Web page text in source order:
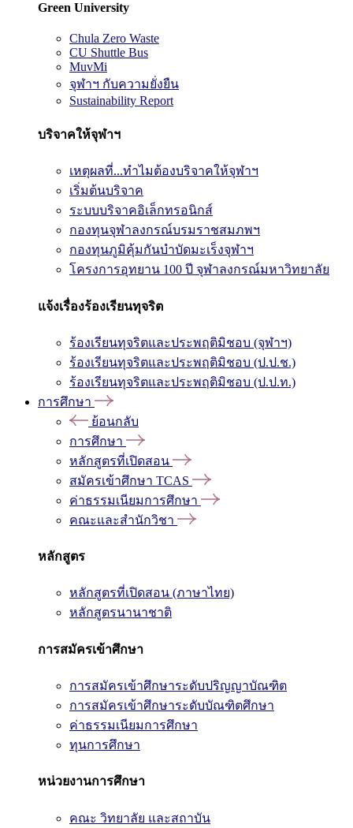
Green University
Chula Zero Waste
CU Shuttle Bus
MuvMi
จุฬาฯ กับความยั่งยืน
Sustainability Report
บริจาคให้จุฬาฯ
เหตุผลที่...ทำไมต้องบริจาคให้จุฬาฯ
เริ่มต้นบริจาค
ระบบบริจาคอิเล็กทรอนิกส์
กองทุนจุฬาลงกรณ์บรมราชสมภพฯ
กองทุนภูมิคุ้มกันบำบัดมะเร็งจุฬาฯ
โครงการอุทยาน 100 ปี จุฬาลงกรณ์มหาวิทยาลัย
แจ้งเรื่องร้องเรียนทุจริต
ร้องเรียนทุจริตและประพฤติมิชอบ (จุฬาฯ)
ร้องเรียนทุจริตและประพฤติมิชอบ (ป.ป.ช.)
ร้องเรียนทุจริตและประพฤติมิชอบ (ป.ป.ท.)
การศึกษา
ย้อนกลับ
การศึกษา
หลักสูตรที่เปิดสอน
สมัครเข้าศึกษา TCAS
ค่าธรรมเนียมการศึกษา
คณะและสำนักวิชา
หลักสูตร
หลักสูตรที่เปิดสอน (ภาษาไทย)
หลักสูตรนานาชาติ
การสมัครเข้าศึกษา
การสมัครเข้าศึกษาระดับปริญญาบัณฑิต
การสมัครเข้าศึกษาระดับบัณฑิตศึกษา
ค่าธรรมเนียมการศึกษา
ทุนการศึกษา
หน่วยงานการศึกษา
คณะ วิทยาลัย และสถาบัน